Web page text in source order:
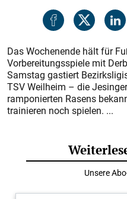
Das Wochenende hält für
Vorbereitungsspiele mit
Samstag gastiert
TSV Weilheim – die
ramponierten Rasens
trainieren noch spielen. ...